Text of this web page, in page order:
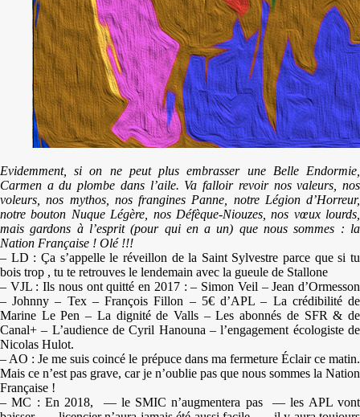
Evidemment, si on ne peut plus embrasser une Belle Endormie,
Carmen a du plombe dans l’aile. Va falloir revoir nos valeurs, nos
voleurs, nos mythos, nos frangines Panne, notre Légion d’Horreur,
notre bouton Nuque Légère, nos Défèque-Niouzes, nos vœux lourds,
mais gardons à l’esprit (pour qui en a un) que nous sommes : la
Nation Française ! Olé !!!
– LD : Ça s’appelle le réveillon de la Saint Sylvestre parce que si tu
bois trop , tu te retrouves le lendemain avec la gueule de Stallone
– VJL : Ils nous ont quitté en 2017 : – Simon Veil – Jean d’Ormesson
– Johnny – Tex – François Fillon – 5€ d’APL – La crédibilité de
Marine Le Pen – La dignité de Valls – Les abonnés de SFR & de
Canal+ – L’audience de Cyril Hanouna – l’engagement écologiste de
Nicolas Hulot.
– AO : Je me suis coincé le prépuce dans ma fermeture Éclair ce matin.
Mais ce n’est pas grave, car je n’oublie pas que nous sommes la Nation
Française !
– MC : En 2018, — le SMIC n’augmentera pas — les APL vont